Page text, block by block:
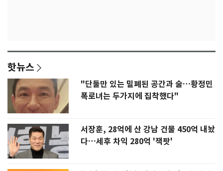
핫뉴스
"단둘만 있는 밀폐된 공간과 술…황정민
폭로녀는 두가지에 집착했다"
서장훈, 28억에 산 강남 건물 450억 내놨
다…세후 차익 280억 '잭팟'